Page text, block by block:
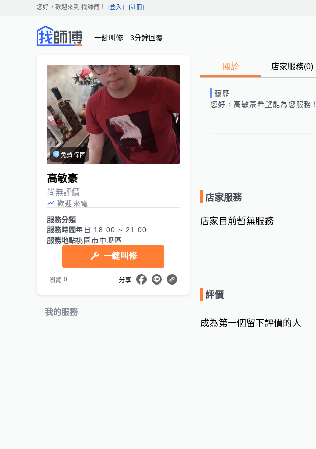
您好，歡迎來到 找師傅 ！ [登入] [註冊]
一鍵叫修 3分鐘回覆
免費保固
高敏豪
尚無評價
歡迎來電
服務分類
服務時間每日 18:00 ~ 21:00
服務地點桃園市中壢區
一鍵叫修
瀏覽 0 分享
我的服務
關於 店家服務(0)
簡歷
您好， 高敏豪希望能為您服務！
店家服務
店家目前暫無服務
評價
成為第一個留下評價的人